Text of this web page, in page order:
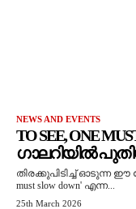
NEWS AND EVENTS
TO SEE, ONE
ഗാലറിയിൽ
തിരക്കുപിടിച്ച് ഓടുന്ന ഈ
must slow down' എന്ന...
25th March 2026